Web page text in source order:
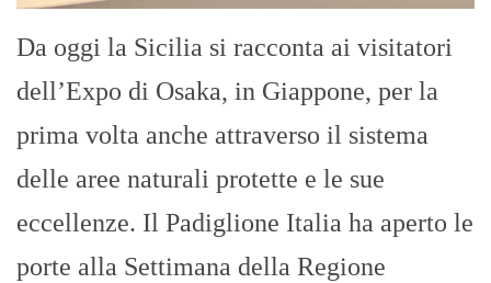
Da oggi la Sicilia si racconta ai visitatori
dell’Expo di Osaka, in Giappone, per la
prima volta anche attraverso il sistema
delle aree naturali protette e le sue
eccellenze. Il Padiglione Italia ha aperto le
porte alla Settimana della Regione